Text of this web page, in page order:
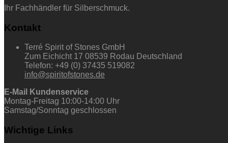
Ihr Fachhändler für Silberschmuck.
Kontakt
Terré Spirit of Stones GmbH
Zum Eichicht 17 08539 Rodau Deutschland
Telefon: +49 (0) 37435 519082
info@spiritofstones.de
E-Mail Kundenservice
Montag-Freitag 10:00-14:00 Uhr
Samstag/Sonntag geschlossen
Wichtige Links